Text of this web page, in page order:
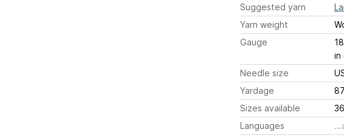
Suggested yarn
Yarn weight
Gauge
in
Needle size
Yardage
Sizes available
Languages